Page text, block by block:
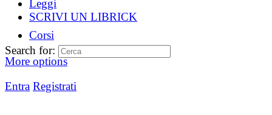
Leggi
SCRIVI UN LIBRICK
Corsi
More options
Entra Registrati
Search for: